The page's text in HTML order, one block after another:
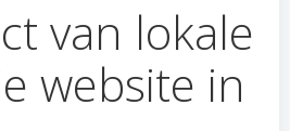
van lokale
website in